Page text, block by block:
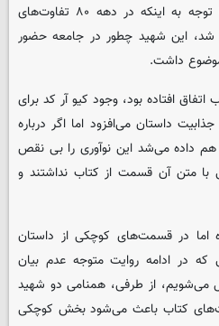
می‌توانست بسیار جالب باشد. با توجه به اینکه در دهه ۸۰ تفاوت‌های
شد، این شهید چطور در جامعه حضور
داشت.
افتاده بود، وجود کیو آر کد برای
داستان می‌افزود اما اگر درباره
داده می‌شد این نوآوری را بی نقص
با متن آن قسمت از کتاب نداشتند و
اما در قسمت‌های کوچکی از داستان
در ادامه روایت متوجه عدم بیان
از طرفی، همنامی دو شهید
کتاب باعث می‌شود بخش کوچکی